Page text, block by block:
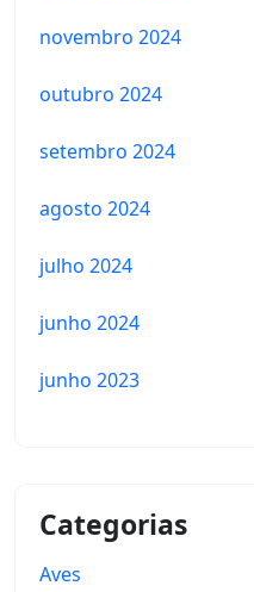
novembro 2024
outubro 2024
setembro 2024
agosto 2024
julho 2024
junho 2024
junho 2023
Categorias
Aves